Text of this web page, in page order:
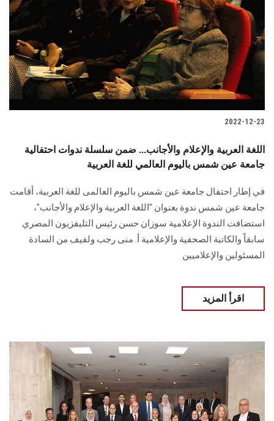
2022-12-23
اللغة العربية والإعلام والأجانب... ضمن سلسلة ندوات احتفالية
جامعة عين شمس باليوم العالمي للغة العربية
في إطار احتفال جامعة عين شمس باليوم العالمى للغة العربية، أقامت
جامعة عين شمس ندوة بعنوان "اللغة العربية والإعلام والأجانب"،
استضافت الندوة الإعلامية سوزان حسن رئيس التليفزيون المصري
سابقاً والكاتبة الصحفية والإعلامية أ. منى رجب ولفيف من السادة
المسئولين والإعلاميين
اقرأ المزيد